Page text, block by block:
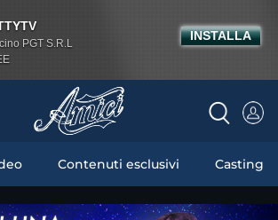
Contenuti esclusivi Casting
PGT S.R.L
INSTALLA